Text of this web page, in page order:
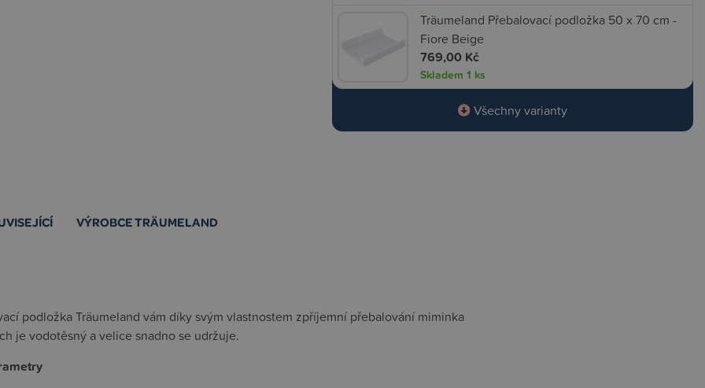
Träumeland Přebalovací podložka 50 x 70 cm -
Fiore Beige
769,00 Kč
Skladem 1 ks
Všechny varianty
VÝROBCE TRÄUMELAND
podložka Träumeland vám díky svým vlastnostem zpříjemní přebalování miminka
je vodotěsný a velice snadno se udržuje.